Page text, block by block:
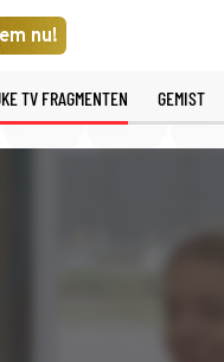
nu!
TV FRAGMENTEN GEMIST